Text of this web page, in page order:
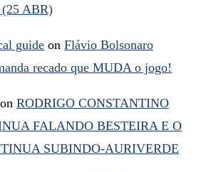
ABR)
guide on Flávio Bolsonaro
recado que MUDA o jogo!
on RODRIGO CONSTANTINO
FALANDO BESTEIRA E O
SUBINDO-AURIVERDE